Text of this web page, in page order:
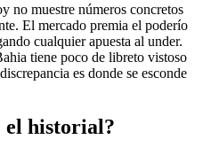
no muestre números concretos
El mercado premia el poderío
cualquier apuesta al under.
tiene poco de libreto vistoso
es donde se esconde
el historial?